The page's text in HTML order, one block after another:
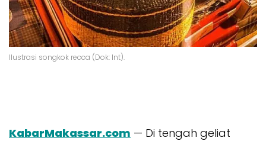
Ilustrasi songkok recca (Dok: Int).
KabarMakassar.com — Di tengah geliat